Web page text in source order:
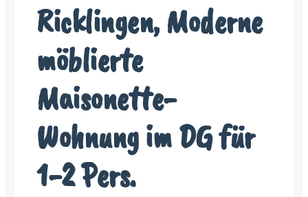
Ricklingen, Moderne
möblierte
Maisonette-
Wohnung im DG für
1-2 Pers.